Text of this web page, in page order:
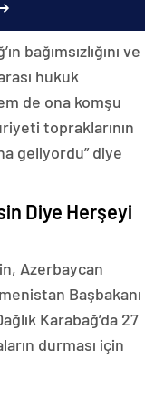
bağımsızlığını ve
hukuk
de ona komşu
topraklarının
geliyordu” diye
Diye Herşeyi
Azerbaycan
Başbakanı
Karabağ’da 27
durması için